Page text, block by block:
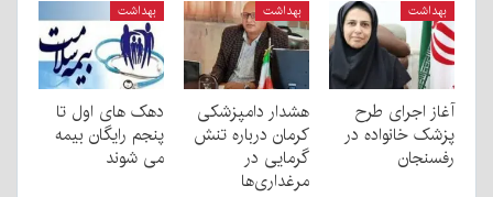
بهداشت
آغاز اجرای طرح
پزشک خانواده در
رفسنجان
بهداشت
هشدار دامپزشکی
کرمان درباره تنش
گرمایی در
مرغداری‌ها
بهداشت
دهک های اول تا
پنجم رایگان بیمه
می شوند